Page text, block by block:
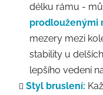
délku rámu -
prodlouženými
mezery mezi
stability u
lepšího vedení
Styl bruslení: